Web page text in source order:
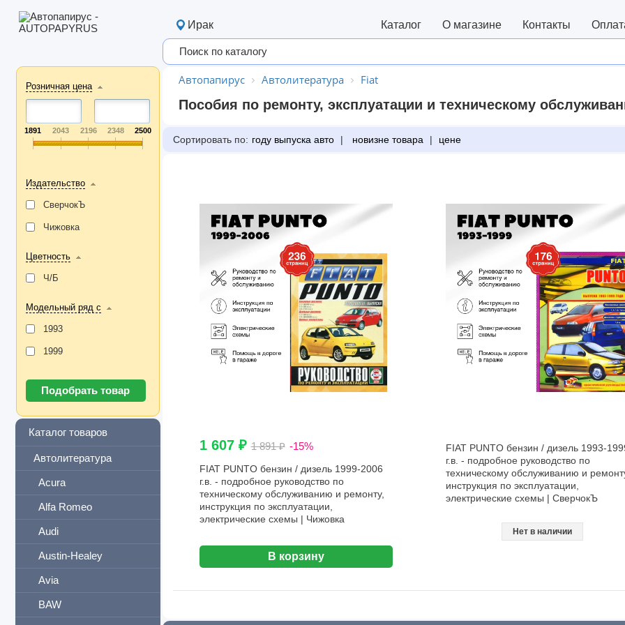
Розничная цена
1891 2043 2196 2348 2500
Издательство
СверчокЪ
Чижовка
Цветность
Ч/Б
Модельный ряд с
1993
1999
Каталог товаров
Автолитература
Acura
Alfa Romeo
Audi
Austin-Healey
Avia
BAW
Ирак Каталог О магазине Контакты
Автопапирус Автолитература Fiat
Пособия по ремонту, эксплуатации и техническому
Сортировать по: году выпуска авто | новизне товара | цене
1 607 ₽1 891 ₽ -15%
FIAT PUNTO бензин / дизель 1999-2006
г.в. - подробное руководство по
техническому обслуживанию и ремонту,
инструкция по эксплуатации,
электрические схемы | Чижовка
В корзину
FIAT PUNTO бензин / дизель 1993-
г.в. - подробное руководство по
техническому обслуживанию и
инструкция по эксплуатации,
электрические схемы | СверчокЪ
Нет в наличии